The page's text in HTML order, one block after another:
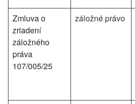
Zmluva o
zriadení
záložného
práva
107/005/25
záložné právo